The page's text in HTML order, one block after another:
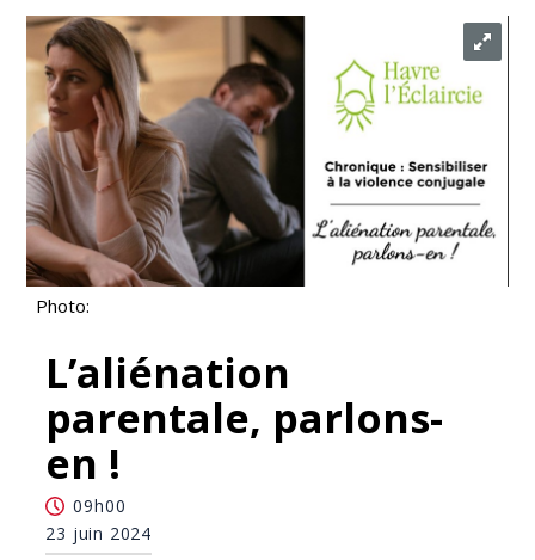
Photo:
L’aliénation
parentale, parlons-
en !
09h00
23 juin 2024